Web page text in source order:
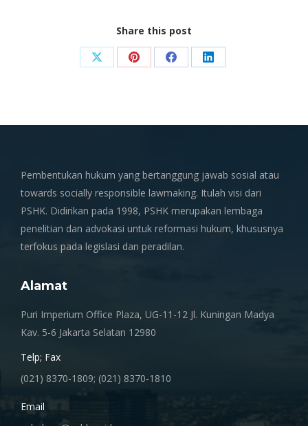
Share this post
Share Share Share Share
Pembentukan hukum yang bertanggung jawab sosial atau
towards socially responsible lawmaking. Itulah visi dari
PSHK. Didirikan pada 1998, PSHK merupakan lembaga
penelitian dan advokasi untuk reformasi hukum, khususnya
terfokus pada legislasi dan peradilan.
Alamat
Puri Imperium Office Plaza, UG-11-12 Jl. Kuningan Madya
Kav. 5-6 Jakarta Selatan 12980
Telp; Fax
(021) 8370-1809; (021) 8370-1810
Email